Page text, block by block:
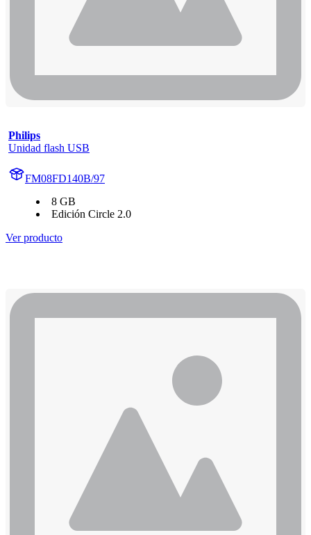
Philips
Unidad flash USB
FM08FD140B/97
8 GB
Edición Circle 2.0
Ver producto